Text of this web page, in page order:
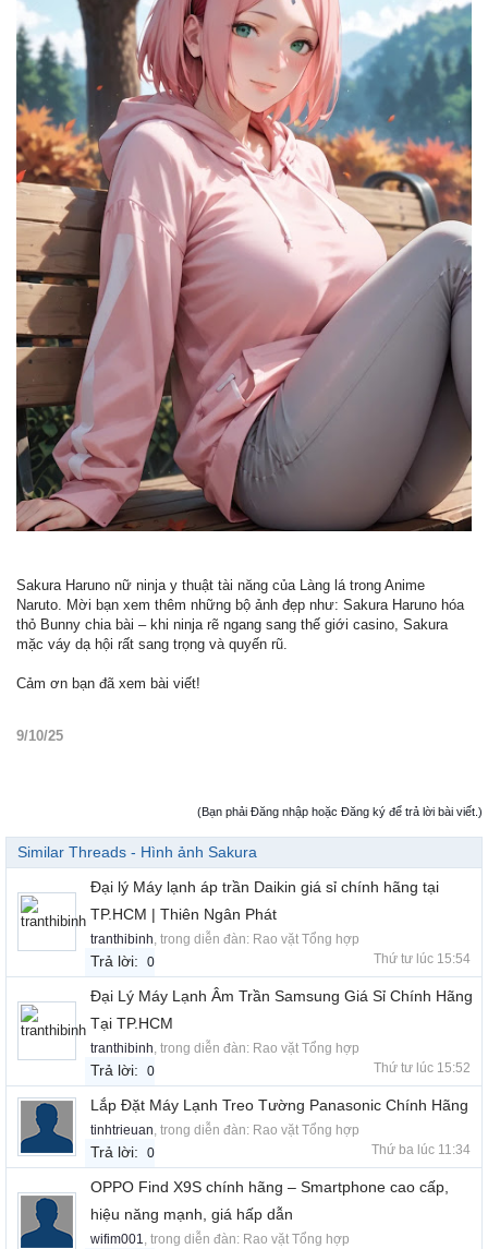
Sakura Haruno nữ ninja y thuật tài năng của Làng lá trong Anime
Naruto. Mời bạn xem thêm những bộ ảnh đẹp như: Sakura Haruno hóa
thỏ Bunny chia bài – khi ninja rẽ ngang sang thế giới casino, Sakura
mặc váy dạ hội rất sang trọng và quyến rũ.
Cảm ơn bạn đã xem bài viết!
9/10/25
(Bạn phải Đăng nhập hoặc Đăng ký để trả lời bài viết.)
Similar Threads - Hình ảnh Sakura
Đại lý Máy lạnh áp trần Daikin giá sỉ chính hãng tại
TP.HCM | Thiên Ngân Phát
tranthibinh, trong diễn đàn: Rao vặt Tổng hợp
Trả lời: 0 Thứ tư lúc 15:54
Đại Lý Máy Lạnh Âm Trần Samsung Giá Sỉ Chính Hãng
Tại TP.HCM
tranthibinh, trong diễn đàn: Rao vặt Tổng hợp
Trả lời: 0 Thứ tư lúc 15:52
Lắp Đặt Máy Lạnh Treo Tường Panasonic Chính Hãng
tinhtrieuan, trong diễn đàn: Rao vặt Tổng hợp
Trả lời: 0 Thứ ba lúc 11:34
OPPO Find X9S chính hãng – Smartphone cao cấp,
hiệu năng mạnh, giá hấp dẫn
wifim001, trong diễn đàn: Rao vặt Tổng hợp